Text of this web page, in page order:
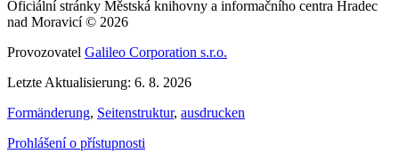
Oficiální stránky Městská knihovny a informačního centra Hradec
nad Moravicí © 2026
Provozovatel Galileo Corporation s.r.o.
Letzte Aktualisierung: 6. 8. 2026
Formänderung, Seitenstruktur, ausdrucken
Prohlášení o přístupnosti